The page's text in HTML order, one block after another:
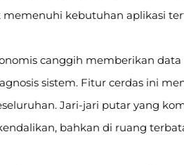
kebutuhan aplikasi
canggih memberikan
sistem. Fitur cerdas ini
Jari-jari putar yang
bahkan di ruang